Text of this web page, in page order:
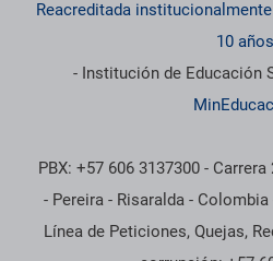
Reacreditada
10 años
- Institución de Educación
PBX: +57 606 3137300 -
- Pereira - Risaralda -
Línea de Peticiones, Quejas,